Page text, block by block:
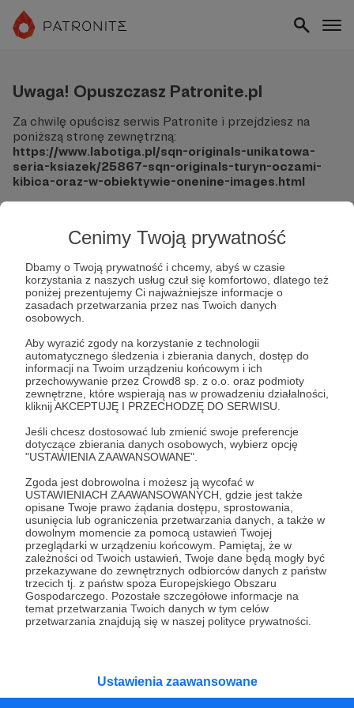
Cenimy Twoją prywatność
Dbamy o Twoją prywatność i chcemy, abyś w czasie
korzystania z naszych usług czuł się komfortowo, dlatego też
poniżej prezentujemy Ci najważniejsze informacje o
zasadach przetwarzania przez nas Twoich danych
osobowych.
Aby wyrazić zgody na korzystanie z technologii
automatycznego śledzenia i zbierania danych, dostęp do
informacji na Twoim urządzeniu końcowym i ich
przechowywanie przez Crowd8 sp. z o.o. oraz podmioty
zewnętrzne, które wspierają nas w prowadzeniu działalności,
kliknij AKCEPTUJĘ I PRZECHODZĘ DO SERWISU.
Jeśli chcesz dostosować lub zmienić swoje preferencje
dotyczące zbierania danych osobowych, wybierz opcję
"USTAWIENIA ZAAWANSOWANE".
Zgoda jest dobrowolna i możesz ją wycofać w
USTAWIENIACH ZAAWANSOWANYCH, gdzie jest także
opisane Twoje prawo żądania dostępu, sprostowania,
usunięcia lub ograniczenia przetwarzania danych, a także w
dowolnym momencie za pomocą ustawień Twojej
przeglądarki w urządzeniu końcowym. Pamiętaj, że w
zależności od Twoich ustawień, Twoje dane będą mogły być
przekazywane do zewnętrznych odbiorców danych z państw
trzecich tj. z państw spoza Europejskiego Obszaru
Gospodarczego. Pozostałe szczegółowe informacje na
temat przetwarzania Twoich danych w tym celów
przetwarzania znajdują się w naszej polityce prywatności.
Ustawienia zaawansowane
Uwaga! Opuszczasz Patronite.pl
Za chwilę opuścisz serwis Patronite i przejdziesz na
poniższą stronę zewnętrzną:
https://www.labotiga.pl/sqn-originals-unikatowa-
seria-ksiazek/25867-sqn-originals-turyn-oczami-
kibica-oraz-w-obiektywie-onenine-images.html
Nie podawaj swoich danych logowania ani informacji
finansowych na podjerzanych stronach.
Sprawdź dokładnie adres URL, zanim klikniesz przycisk
"Tak, przejdź do strony".
Jeśli masz wątpliwości, wróć do Patronite i zweryfikuj
link.
Czy na pewno chcesz kontynuować?
Tak, przejdź do strony
Pozostań na Patronite
Kategorie
O Patronite
Dodatkowe produkty
Pomoc